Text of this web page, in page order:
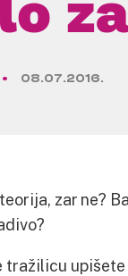
08.07.2016.
zar ne?
upišete